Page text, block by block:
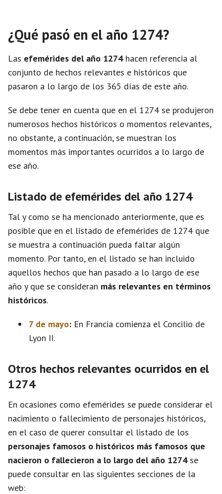
¿Qué pasó en el año 1274?
Las efemérides del año 1274hacen referencia al
conjunto de hechos relevantes e históricos que
pasaron a lo largo de los 365 días de este año.
Se debe tener en cuenta que en el 1274 se produjeron
numerosos hechos históricos o momentos relevantes,
no obstante, a continuación, se muestran los
momentos más importantes ocurridos a lo largo de
ese año.
Listado de efemérides del año 1274
Tal y como se ha mencionado anteriormente, que es
posible que en el listado de efemérides de 1274 que
se muestra a continuación pueda faltar algún
momento. Por tanto, en el listado se han incluido
aquellos hechos que han pasado a lo largo de ese
año y que se consideran más relevantes en términos
históricos.
7 de mayo: En Francia comienza el Concilio de
Lyon II.
Otros hechos relevantes ocurridos en el
1274
En ocasiones como efemérides se puede considerar el
nacimiento o fallecimiento de personajes históricos,
en el caso de querer consultar el listado de los
personajes famosos o históricos más famosos que
nacieron o fallecieron a lo largo del año 1274se
puede consultar en las siguientes secciones de la
web: